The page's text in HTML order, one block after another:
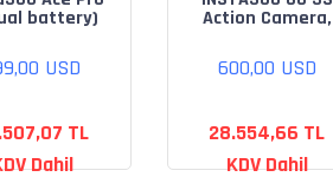
battery)
USD
TL
Dahil
Action Camera,
600,00 USD
28.554,66 TL
KDV Dahil